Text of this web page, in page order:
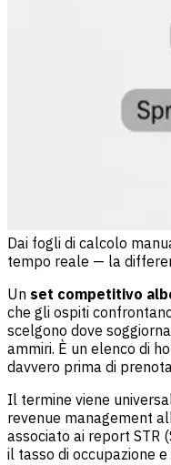
Dai fogli di calcolo
tempo reale — la
Un set competitivo
che gli ospiti
scelgono dove
ammiri. È un elenco di
davvero prima di
Il termine viene
revenue management
associato ai report STR
il tasso di occupazione